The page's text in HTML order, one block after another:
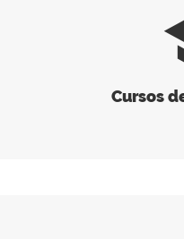
Cursos